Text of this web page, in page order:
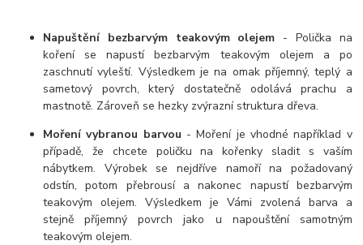
Napuštění bezbarvým teakovým olejem - Polička na
koření se napustí bezbarvým teakovým olejem a po
zaschnutí vyleští. Výsledkem je na omak příjemný, teplý a
sametový povrch, který dostatečně odolává prachu a
mastnotě. Zároveň se hezky zvýrazní struktura dřeva.
Moření vybranou barvou - Moření je vhodné například v
případě, že chcete poličku na kořenky sladit s vaším
nábytkem. Výrobek se nejdříve namoří na požadovaný
odstín, potom přebrousí a nakonec napustí bezbarvým
teakovým olejem. Výsledkem je Vámi zvolená barva a
stejně příjemný povrch jako u napouštění samotným
teakovým olejem.